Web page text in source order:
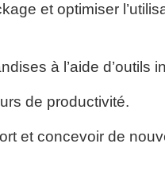
et optimiser
à l’aide d’outils
de productivité.
et concevoir de